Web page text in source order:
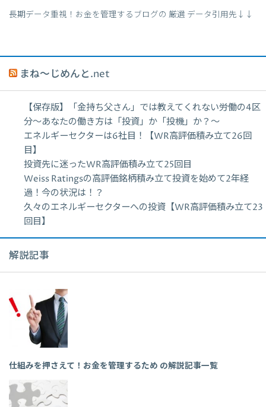
長期データ重視！お金を管理するブログの 厳選 データ引用先↓↓
まね～じめんと.net
【保存版】「金持ち父さん」では教えてくれない労働の4区
分〜あなたの働き方は「投資」か「投機」か？〜
エネルギーセクターは6社目！【WR高評価積み立て26回
目】
投資先に迷ったWR高評価積み立て25回目
Weiss Ratingsの高評価銘柄積み立て投資を始めて2年経
過！今の状況は！？
久々のエネルギーセクターへの投資【WR高評価積み立て23
回目】
解説記事
仕組みを押さえて！お金を管理するため の解説記事一覧